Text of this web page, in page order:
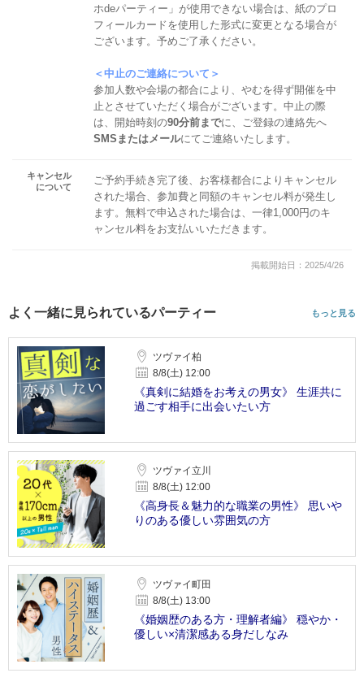
ホdeパーティー」が使用できない場合は、紙のプロ
フィールカードを使用した形式に変更となる場合が
ございます。予めご了承ください。
＜中止のご連絡について＞
参加人数や会場の都合により、やむを得ず開催を中
止とさせていただく場合がございます。中止の際
は、開始時刻の90分前までに、ご登録の連絡先へ
SMSまたはメールにてご連絡いたします。
キャンセル
について
ご予約手続き完了後、お客様都合によりキャンセル
された場合、参加費と同額のキャンセル料が発生し
ます。無料で申込された場合は、一律1,000円のキ
ャンセル料をお支払いいただきます。
掲載開始日：2025/4/26
よく一緒に見られているパーティー もっと見る
ツヴァイ柏
8/8(土) 12:00
《真剣に結婚をお考えの男女》 生涯共に
過ごす相手に出会いたい方
ツヴァイ立川
8/8(土) 12:00
《高身長＆魅力的な職業の男性》 思いや
りのある優しい雰囲気の方
ツヴァイ町田
8/8(土) 13:00
《婚姻歴のある方・理解者編》 穏やか・
優しい×清潔感ある身だしなみ